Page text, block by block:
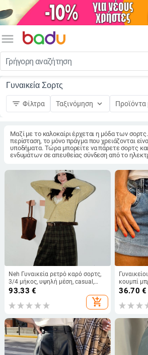
menu
Γυναικεία Σορτς
filter_list Φίλτρα Ταξινόμηση keyboard_arrow_down
Μαζί με το καλοκαίρι έρχεται η μόδα των
περίσταση, το μόνο πράγμα που χρειάζονται
υποδήματα. Τώρα μπορείτε να πάρετε σορτς
ενδυμάτων σε απευθείας σύνδεση από το
Neh Γυναικεία ρετρό καρό σορτς,
3/4 μήκος, υψηλή μέση, casual,
Χειμώνας 2025
93.33 €
add_shopping_cart
κουμπί
μόδα,
36.70 €